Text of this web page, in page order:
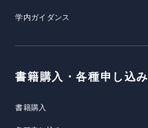
学内ガイダンス
書籍購入・各種申し込み
書籍購入